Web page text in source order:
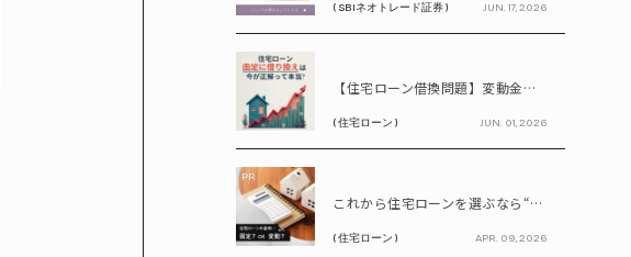
( SBIネオトレード証券 ) JUN. 17, 2026
PR
【住宅ローン借換問題】変動金利が上昇中!! 固定に借り換えるなら今が正解って本当? シミュレーションで比較してみよう
( 住宅ローン ) JUN. 01, 2026
PR
これから住宅ローンを選ぶなら“固定vs変動”どちらが正解? 9割が利用したいと答えた「いま決めなくてもいい」ローンとは!?
( 住宅ローン ) APR. 09, 2026